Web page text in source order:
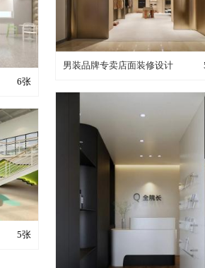
6张
装修成这样要花多少钱？
男装品牌专卖店面装修设计
5张